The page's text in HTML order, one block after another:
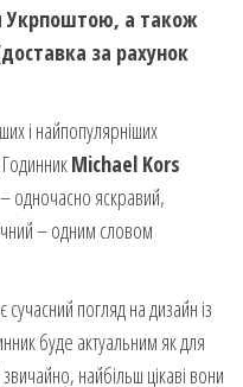
а також
за рахунок
і найпопулярніших
Michael Kors
– одночасно яскравий,
– одним словом
сучасний погляд на дизайн із
буде актуальним як для
найбільш цікаві вони